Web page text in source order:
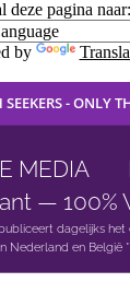
deze pagina naar:
by
- ONLY
MEDIA 🟣
— 100%
dagelijks het
Nederland en België